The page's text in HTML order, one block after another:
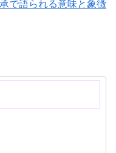
で語られる意味と象徴